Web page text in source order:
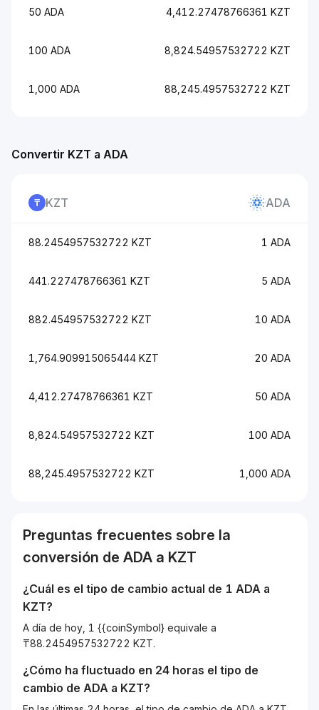
50 ADA 4,412.27478766361 KZT
100 ADA 8,824.54957532722 KZT
1,000 ADA 88,245.4957532722 KZT
Convertir KZT a ADA
KZT ADA
88.2454957532722 KZT 1 ADA
441.227478766361 KZT 5 ADA
882.454957532722 KZT 10 ADA
1,764.909915065444 KZT 20 ADA
4,412.27478766361 KZT 50 ADA
8,824.54957532722 KZT 100 ADA
88,245.4957532722 KZT 1,000 ADA
Preguntas frecuentes sobre la
conversión de ADA a KZT
¿Cuál es el tipo de cambio actual de 1 ADA a
KZT?
A día de hoy, 1 {{coinSymbol} equivale a
₸88.2454957532722 KZT.
¿Cómo ha fluctuado en 24 horas el tipo de
cambio de ADA a KZT?